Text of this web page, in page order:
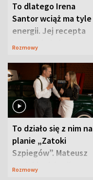
To dlatego Irena
Santor wciąż ma tyle
energii. Jej recepta
jest zaskakująco
Rozmowy
To działo się z nim na
planie „Zatoki
Szpiegów”. Mateusz
Janicki odsłonił
Rozmowy